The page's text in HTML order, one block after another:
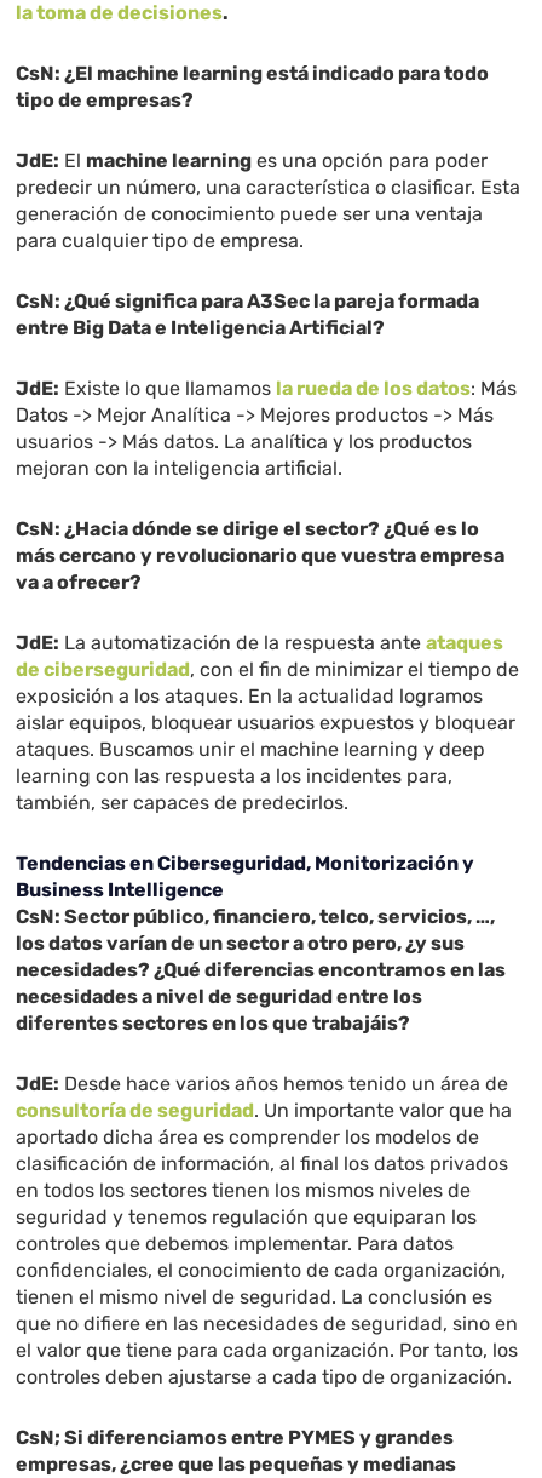
la toma de decisiones.
CsN: ¿El machine learning está indicado para todo
tipo de empresas?
JdE: El machine learning es una opción para poder
predecir un número, una característica o clasificar. Esta
generación de conocimiento puede ser una ventaja
para cualquier tipo de empresa.
CsN: ¿Qué significa para A3Sec la pareja formada
entre Big Data e Inteligencia Artificial?
JdE: Existe lo que llamamos la rueda de los datos: Más
Datos -> Mejor Analítica -> Mejores productos -> Más
usuarios -> Más datos. La analítica y los productos
mejoran con la inteligencia artificial.
CsN: ¿Hacia dónde se dirige el sector? ¿Qué es lo
más cercano y revolucionario que vuestra empresa
va a ofrecer?
JdE: La automatización de la respuesta anteataques
de ciberseguridad, con el fin de minimizar el tiempo de
exposición a los ataques. En la actualidad logramos
aislar equipos, bloquear usuarios expuestos y bloquear
ataques. Buscamos unir el machine learning y deep
learning con las respuesta a los incidentes para,
también, ser capaces de predecirlos.
Tendencias en Ciberseguridad, Monitorización y
Business Intelligence
CsN: Sector público, financiero, telco, servicios, …,
los datos varían de un sector a otro pero, ¿y sus
necesidades? ¿Qué diferencias encontramos en las
necesidades a nivel de seguridad entre los
diferentes sectores en los que trabajáis?
JdE: Desde hace varios años hemos tenido un área de
consultoría de seguridad. Un importante valor que ha
aportado dicha área es comprender los modelos de
clasificación de información, al final los datos privados
en todos los sectores tienen los mismos niveles de
seguridad y tenemos regulación que equiparan los
controles que debemos implementar. Para datos
confidenciales, el conocimiento de cada organización,
tienen el mismo nivel de seguridad. La conclusión es
que no difiere en las necesidades de seguridad, sino en
el valor que tiene para cada organización. Por tanto, los
controles deben ajustarse a cada tipo de organización.
CsN; Si diferenciamos entre PYMES y grandes
empresas, ¿cree que las pequeñas y medianas